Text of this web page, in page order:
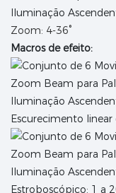
Zoom: 4-36°
Macros de efeito:
Escurecimento linear
Estroboscópico: 1 a